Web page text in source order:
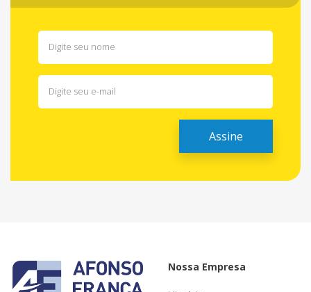
Nossa Empresa